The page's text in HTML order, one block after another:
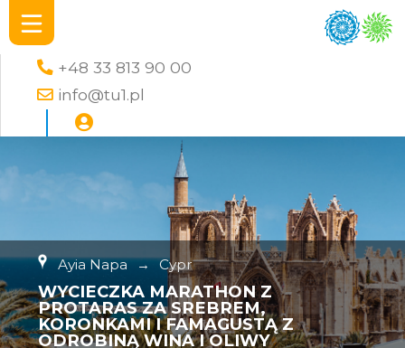
+48 33 813 90 00
info@tu1.pl
Ayia Napa → Cypr
WYCIECZKA MARATHON Z
PROTARAS ZA SREBREM,
KORONKAMI I FAMAGUSTĄ Z
ODROBINĄ WINA I OLIWY